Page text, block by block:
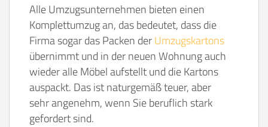
Alle Umzugsunternehmen bieten einen
Komplettumzug an, das bedeutet, dass die
Firma sogar das Packen derUmzugskartons
übernimmt und in der neuen Wohnung auch
wieder alle Möbel aufstellt und die Kartons
auspackt. Das ist naturgemäß teuer, aber
sehr angenehm, wenn Sie beruflich stark
gefordert sind.